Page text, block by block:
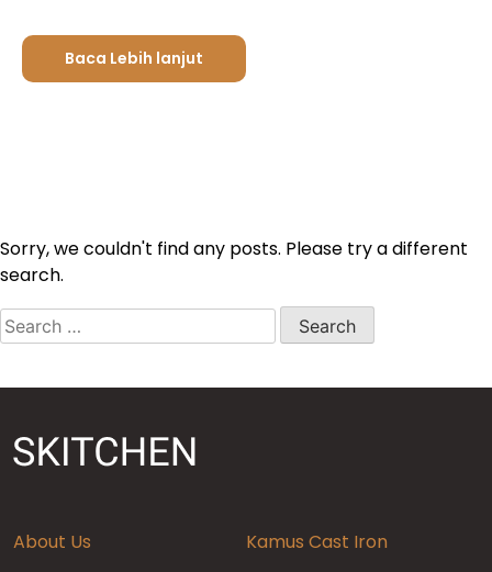
Baca Lebih lanjut
Sorry, we couldn't find any posts. Please try a different
search.
Search
for:
About Us Kamus Cast Iron